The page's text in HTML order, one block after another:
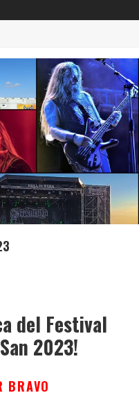
del Festival
2023!
BRAVO